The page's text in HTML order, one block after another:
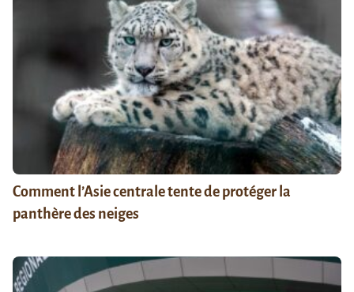
Comment l’Asie centrale tente de protéger la
panthère des neiges